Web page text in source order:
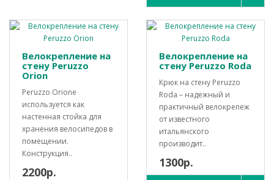
Велокрепление на
стену Peruzzo
Orion
Peruzzo Orione
используется как
настенная стойка для
хранения велосипедов в
помещении.
Конструкция..
2200р.
Велокрепление на
стену Peruzzo Roda
Крюк на стену Peruzzo
Roda – надежный и
практичный велокрепеж
от известного
итальянского
производит..
1300р.